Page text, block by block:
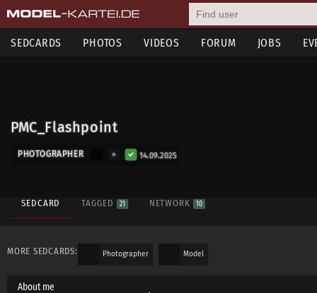
SEDCARDS PHOTOS VIDEOS FORUM JOBS
PMC_Flashpoint
PHOTOGRAPHER 14.09.2025
SEDCARD TAGGED 21 NETWORK 10
MORE SEDCARDS: Photographer Model
About me